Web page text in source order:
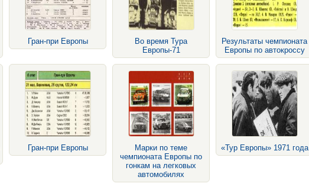
Гран-при Европы
Во время Тура
Европы-71
Результаты чемпионата
Европы по автокроссу
Гран-при Европы
Марки по теме
чемпионата Европы по
гонкам на легковых
автомобилях
«Тур Европы» 1971 года